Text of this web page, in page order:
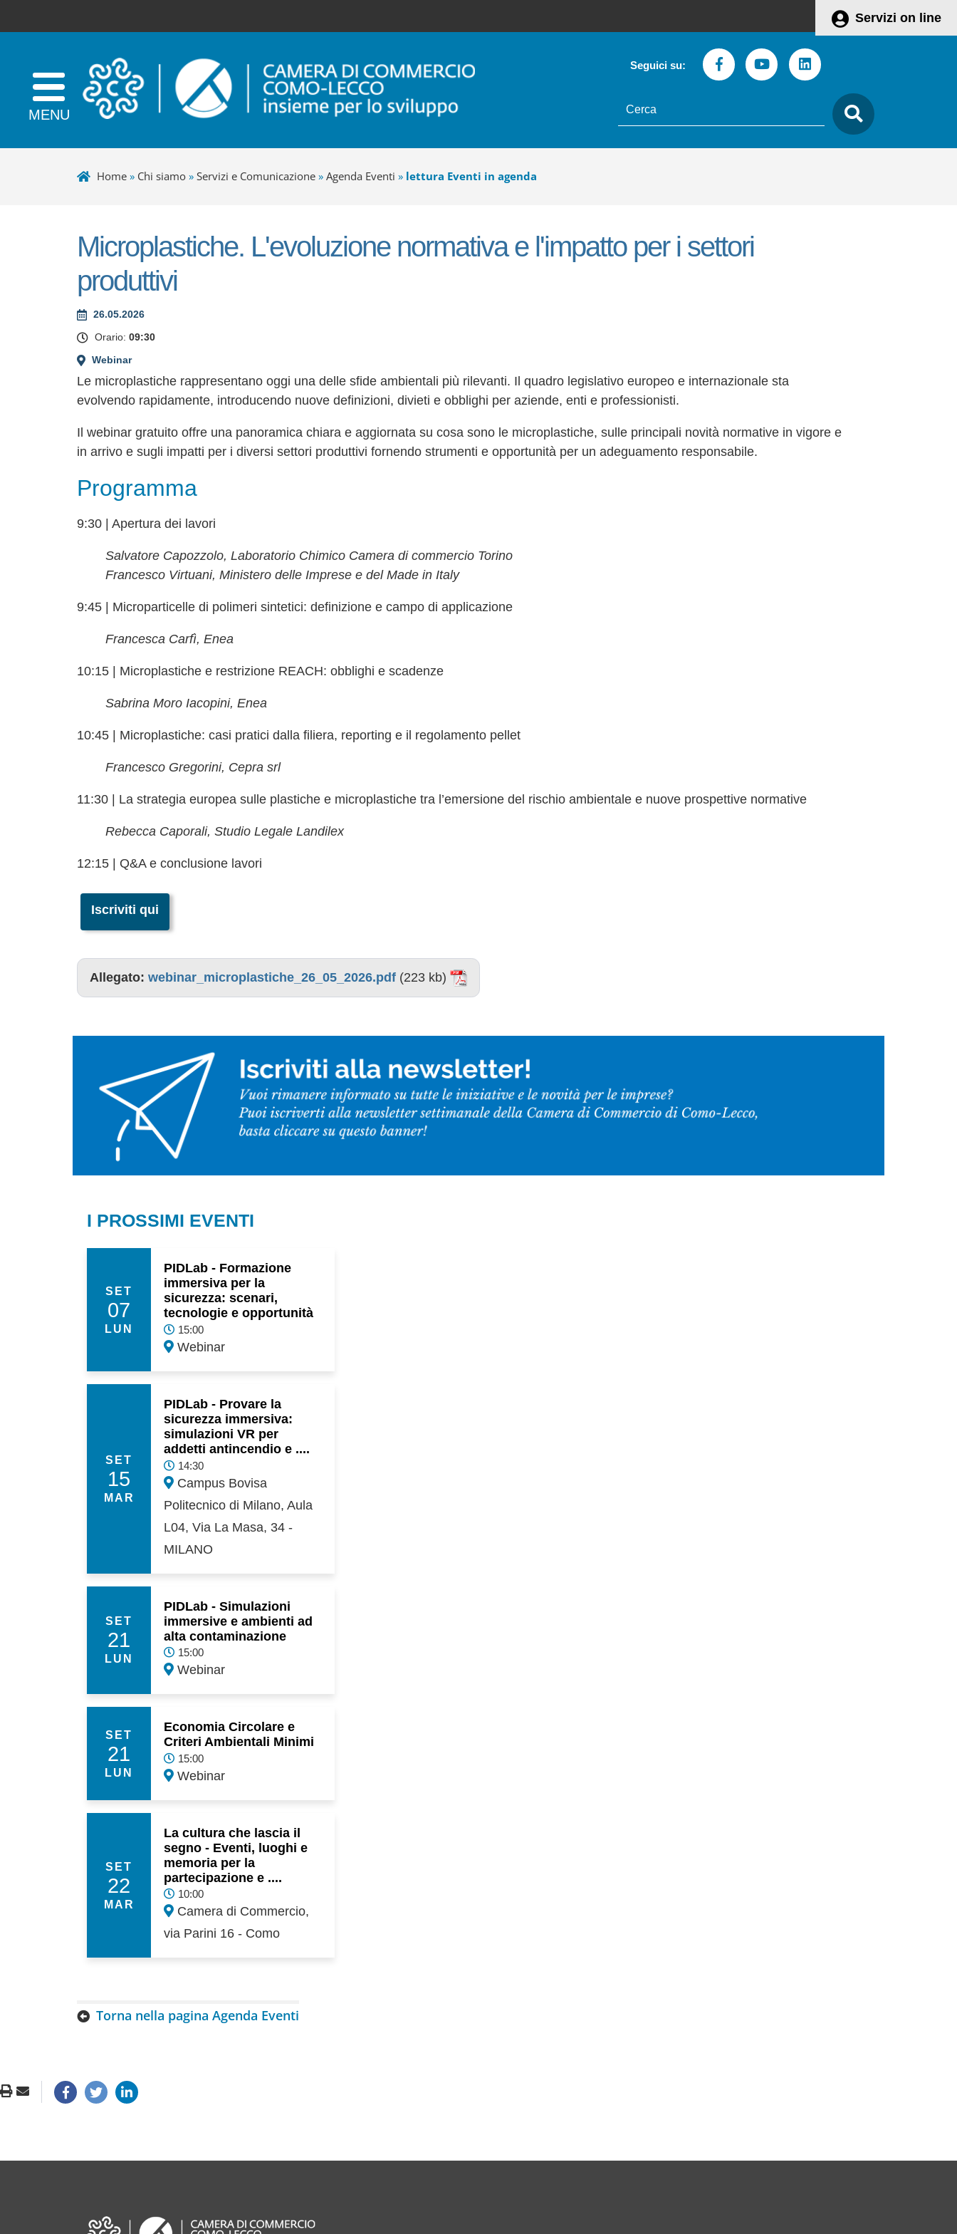
Servizi on line
Seguici su: FacebookYoutubeLinkedin
testo
da
cercare
Home» Chi siamo» Servizi e Comunicazione» Agenda Eventi » lettura Eventi in agenda
Microplastiche. L'evoluzione normativa e l'impatto per i settori
produttivi
+
−
26.05.2026
Orario: 09:30
Webinar
Le microplastiche rappresentano oggi una delle sfide ambientali più rilevanti. Il quadro legislativo europeo e internazionale sta
evolvendo rapidamente, introducendo nuove definizioni, divieti e obblighi per aziende, enti e professionisti.
Il webinar gratuito offre una panoramica chiara e aggiornata su cosa sono le microplastiche, sulle principali novità normative in vigore e
in arrivo e sugli impatti per i diversi settori produttivi fornendo strumenti e opportunità per un adeguamento responsabile.
Programma
9:30 | Apertura dei lavori
Salvatore Capozzolo, Laboratorio Chimico Camera di commercio Torino
Francesco Virtuani, Ministero delle Imprese e del Made in Italy
9:45 | Microparticelle di polimeri sintetici: definizione e campo di applicazione
Francesca Carfì, Enea
10:15 | Microplastiche e restrizione REACH: obblighi e scadenze
Sabrina Moro Iacopini, Enea
10:45 | Microplastiche: casi pratici dalla filiera, reporting e il regolamento pellet
Francesco Gregorini, Cepra srl
11:30 | La strategia europea sulle plastiche e microplastiche tra l’emersione del rischio ambientale e nuove prospettive normative
Rebecca Caporali, Studio Legale Landilex
12:15 | Q&A e conclusione lavori
Iscriviti qui
Allegato: webinar_microplastiche_26_05_2026.pdf (223 kb)
I PROSSIMI EVENTI
SET
07
LUN
PIDLab - Formazione
immersiva per la
sicurezza: scenari,
tecnologie e opportunità
15:00
Webinar
SET
15
MAR
PIDLab - Provare la
sicurezza immersiva:
simulazioni VR per
addetti antincendio e ....
14:30
Campus Bovisa
Politecnico di Milano, Aula
L04, Via La Masa, 34 -
MILANO
SET
21
LUN
PIDLab - Simulazioni
immersive e ambienti ad
alta contaminazione
15:00
Webinar
SET
21
LUN
Economia Circolare e
Criteri Ambientali Minimi
15:00
Webinar
SET
22
MAR
La cultura che lascia il
segno - Eventi, luoghi e
memoria per la
partecipazione e ....
10:00
Camera di Commercio,
via Parini 16 - Como
Torna nella pagina Agenda Eventi